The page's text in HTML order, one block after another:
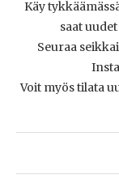
Käy
saat
Seuraa
Voit myös tilata